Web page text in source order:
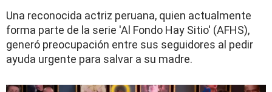
Una reconocida actriz peruana, quien actualmente
forma parte de la serie 'Al Fondo Hay Sitio' (AFHS),
generó preocupación entre sus seguidores al pedir
ayuda urgente para salvar a su madre.